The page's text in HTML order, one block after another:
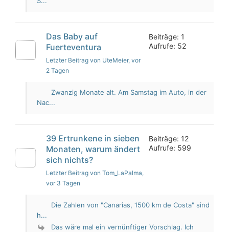
Das Baby auf
Fuerteventura
Letzter Beitrag von UteMeier, vor
2 Tagen
Beiträge: 1
Aufrufe: 52
Zwanzig Monate alt. Am Samstag im Auto, in der
Nac...
39 Ertrunkene in sieben
Monaten, warum ändert
sich nichts?
Letzter Beitrag von Tom_LaPalma,
vor 3 Tagen
Beiträge: 12
Aufrufe: 599
Die Zahlen von "Canarias, 1500 km de Costa" sind
h...
Das wäre mal ein vernünftiger Vorschlag. Ich